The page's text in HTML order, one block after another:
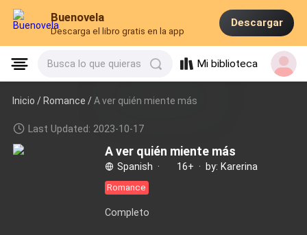
Buenovela
Descarga el libro gratis en la app
Descargar
Busca lo que quieras Mi biblioteca
Inicio /Romance /A ver quién miente más
Last Updated: 2023-10-17
A ver quién miente más
Spanish · 16+ · by: Karerina
Romance
Completo